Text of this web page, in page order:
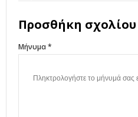
Προσθήκη σχολίου
Μήνυμα *